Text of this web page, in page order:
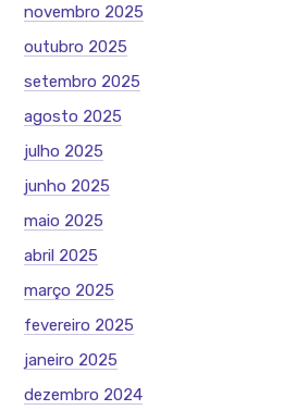
novembro 2025
outubro 2025
setembro 2025
agosto 2025
julho 2025
junho 2025
maio 2025
abril 2025
março 2025
fevereiro 2025
janeiro 2025
dezembro 2024